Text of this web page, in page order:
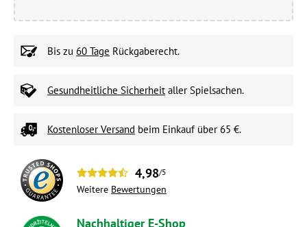
Bis zu 60 Tage Rückgaberecht.
Gesundheitliche Sicherheit aller Spielsachen.
Kostenloser Versand beim Einkauf über 65 €.
4,98/5
Weitere Bewertungen
Nachhaltiger E-Shop